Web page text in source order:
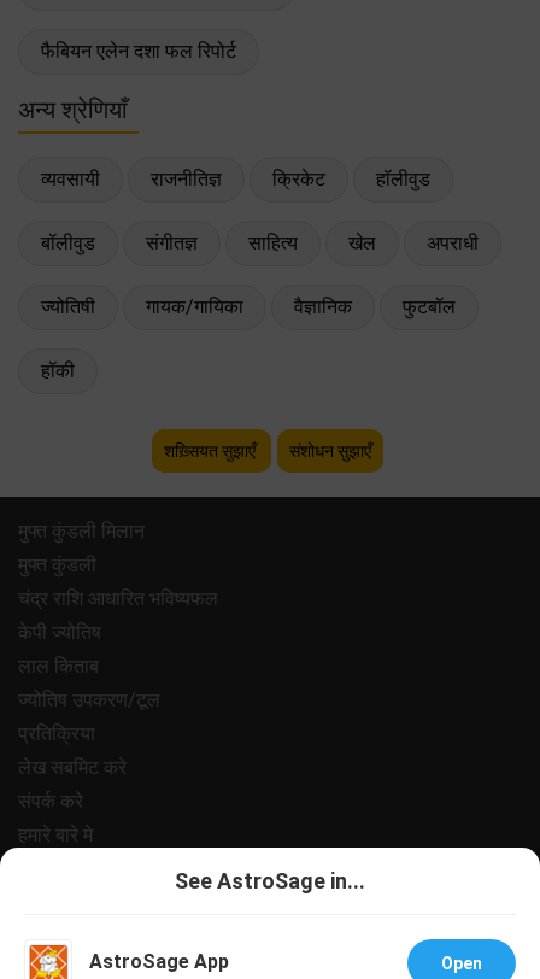
फैबियन एलेन दशा फल रिपोर्ट
अन्य श्रेणियाँ
व्यवसायी राजनीतिज्ञ क्रिकेट हॉलीवुड
बॉलीवुड संगीतज्ञ साहित्य खेल अपराधी
ज्योतिषी गायक/गायिका वैज्ञानिक फुटबॉल
हॉकी
शख़्सियत सुझाएँ संशोधन सुझाएँ
मुफ्त कुंडली मिलान
मुफ्त कुंडली
चंद्र राशि आधारित भविष्यफल
केपी ज्योतिष
लाल किताब
ज्योतिष उपकरण/टूल
प्रतिक्रिया
लेख सबमिट करे
संपर्क करे
हमारे बारे मे
सहायता
See AstroSage in...
AstroSage App Open